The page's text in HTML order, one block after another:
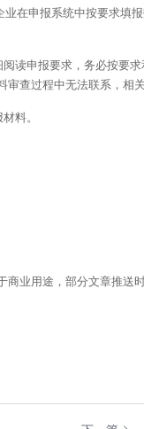
在申报系统中按要求填
读申报要求，务必按要
查过程中无法联系，相
料。
业用途，部分文章推送